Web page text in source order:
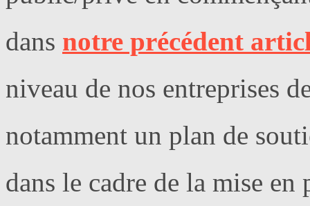
dans notre précédent
niveau de nos entreprises
notamment un plan de
dans le cadre de la mise